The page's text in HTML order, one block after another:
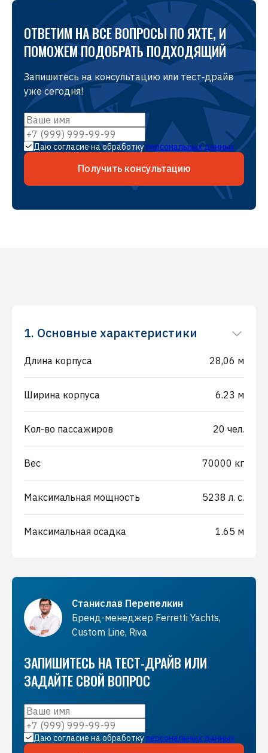
ОТВЕТИМ НА ВСЕ ВОПРОСЫ ПО ЯХТЕ, И
ПОМОЖЕМ ПОДОБРАТЬ ПОДХОДЯЩИЙ
Запишитесь на консультацию или тест‑драйв
уже сегодня!
Даю согласие на обработкуперсональных данных
Получить консультацию
1. Основные характеристики
Длина корпуса 28,06 м
Ширина корпуса 6.23 м
Кол-во пассажиров 20 чел.
Вес 70000 кг
Максимальная мощность 5238 л. с.
Максимальная осадка 1.65 м
ЗАПИШИТЕСЬ НА ТЕСТ-ДРАЙВ ИЛИ
ЗАДАЙТЕ СВОЙ ВОПРОС
Станислав Перепелкин
Бренд-менеджер Ferretti Yachts,
Custom Line, Riva
Даю согласие на обработку персональных данных